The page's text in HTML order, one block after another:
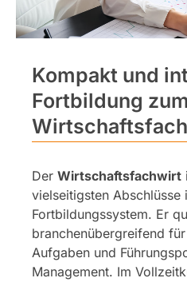
Kompakt und
Fortbildung zum
Der Wirtschaftsfachwirt
vielseitigsten Abschlüsse
Fortbildungssystem. Er
branchenübergreifend
Aufgaben und
Management. Im